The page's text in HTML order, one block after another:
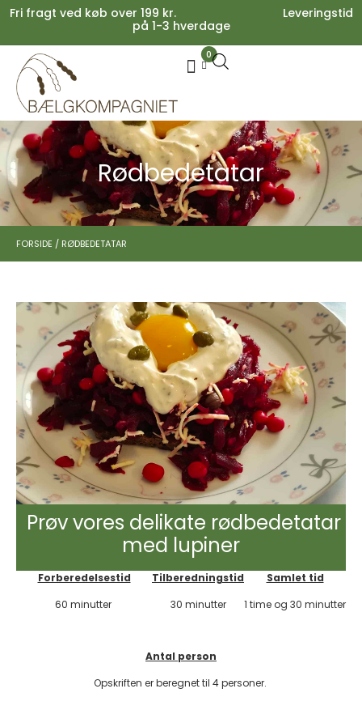
Fri fragt ved køb over 199 kr. Leveringstid
på 1-3 hverdage
0
Your cart is empty.
Subtotal: 0,00
0,00kr. inkl. moms
SE KURV KASSE
Rødbedetatar
FORSIDE / RØDBEDETATAR
Prøv vores delikate rødbedetatar
med lupiner
Forberedelsestid
60 minutter
Tilberedningstid
30 minutter
Samlet tid
1 time og 30 minutter
Antal person
Opskriften er beregnet til 4 personer.